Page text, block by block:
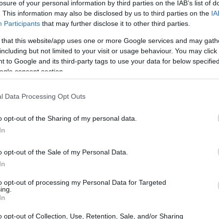
of your personal information by third parties on the IAB’s list of
This information may also be disclosed by us to third parties on the
Participants that may further disclose it to other third parties.
that this website/app uses one or more Google services and may
but not limited to your visit or usage behaviour. You may
to Google and its third-party tags to use your data for below
consent section.
Data Processing Opt Outs
opt-out of the Sharing of my personal data.
opt-out of the Sale of my Personal Data.
opt-out of processing my Personal Data for Targeted
opt-out of Collection, Use, Retention, Sale, and/or Sharing
de Pediatría del Hospital de Manises, revelan que
tras un accidente sufrido por el chico. Al
periodos de estupor y agitación, además de
conectado con amigos durante la madrugada,
el medicamento más potente que tuvieran sus
interrogaron a la familia sobre un posible consumo
negativas. A pesar de que los análisis iniciales no
pruebas más específicas detectaron niveles